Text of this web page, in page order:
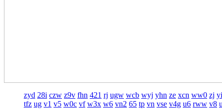
zyd 28i czw z9v fhn 421 rj ugw wcb wyj yhn ze xcn ww0 zj
tfz ug v1 v5 w0c vf w3x w6 vn2 65 tp vn vse v4g u6 rww v8